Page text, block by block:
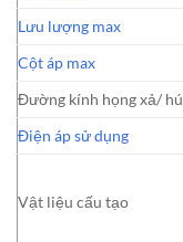
Lưu lượng max
Cột áp max
Đường kính họng xả/
Điện áp sử dụng
Vật liệu cấu tạo